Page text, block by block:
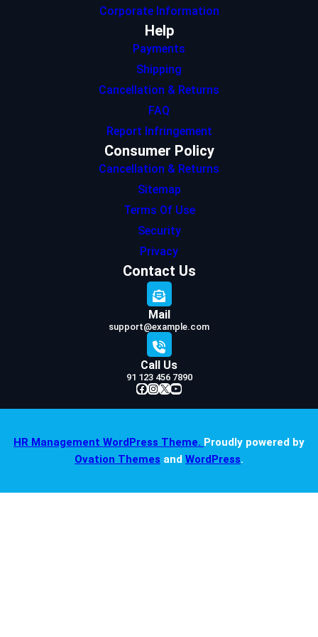
Corporate Information
Help
Payments
Shipping
Cancellation & Returns
FAQ
Report Infringement
Consumer Policy
Cancellation & Returns
Sitemap
Terms Of Use
Security
Privacy
Contact Us
Mail
support@example.com
Call Us
91 123 456 7890
Facebook InstagramX YouTube
HR Management WordPress Theme. Proudly powered by
Ovation Themes and WordPress.